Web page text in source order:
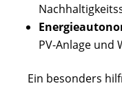
PV-Anlage und
Ein besonders